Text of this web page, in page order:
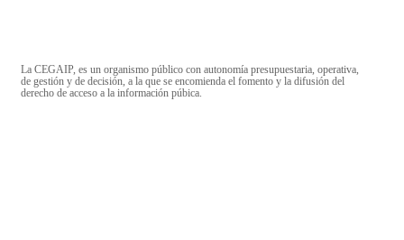
La CEGAIP, es un organismo público con autonomía presupuestaria, operativa,
de gestión y de decisión, a la que se encomienda el fomento y la difusión del
derecho de acceso a la información púbica.